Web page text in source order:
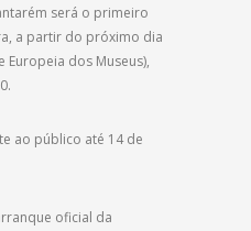
será o primeiro
a partir do próximo dia
Europeia dos Museus),
ao público até 14 de
oficial da